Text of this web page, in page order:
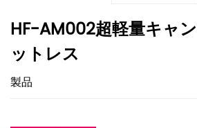
HF-AM002超軽量キャ
ットレス
製品